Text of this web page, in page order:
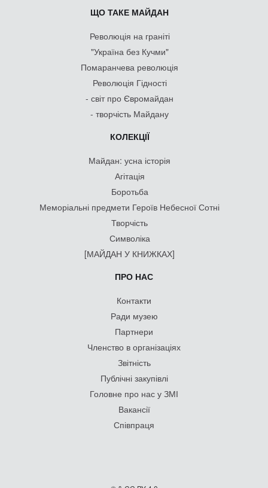
ЩО ТАКЕ МАЙДАН
Революція на граніті
"Україна без Кучми"
Помаранчева революція
Революція Гідності
- світ про Євромайдан
- творчість Майдану
КОЛЕКЦІЇ
Майдан: усна історія
Агітація
Боротьба
Меморіальні предмети Героїв Небесної Сотні
Творчість
Символіка
[МАЙДАН У КНИЖКАХ]
ПРО НАС
Контакти
Ради музею
Партнери
Членство в організаціях
Звітність
Публічні закупівлі
Головне про нас у ЗМІ
Вакансії
Співпраця